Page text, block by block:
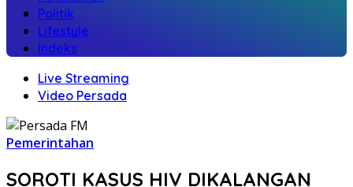
Politik
Lifestyle
Indeks
Live Streaming
Video Persada
Pemerintahan
SOROTI KASUS HIV DIKALANGAN